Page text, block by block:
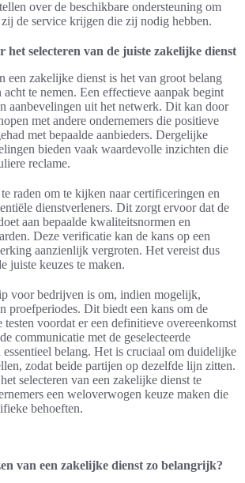
over de beschikbare ondersteuning om
de service krijgen die zij nodig hebben.
het selecteren van de juiste zakelijke dienst
een zakelijke dienst is het van groot belang
te nemen. Een effectieve aanpak begint
aanbevelingen uit het netwerk. Dit kan door
met andere ondernemers die positieve
met bepaalde aanbieders. Dergelijke
bieden vaak waardevolle inzichten die
reclame.
raden om te kijken naar certificeringen en
dienstverleners. Dit zorgt ervoor dat de
aan bepaalde kwaliteitsnormen en
Deze verificatie kan de kans op een
aanzienlijk vergroten. Het vereist dus
juiste keuzes te maken.
voor bedrijven is om, indien mogelijk,
proefperiodes. Dit biedt een kans om de
voordat er een definitieve overeenkomst
communicatie met de geselecteerde
belang. Het is cruciaal om duidelijke
zodat beide partijen op dezelfde lijn zitten.
selecteren van een zakelijke dienst te
een weloverwogen keuze maken die
behoeften.
van een zakelijke dienst zo belangrijk?